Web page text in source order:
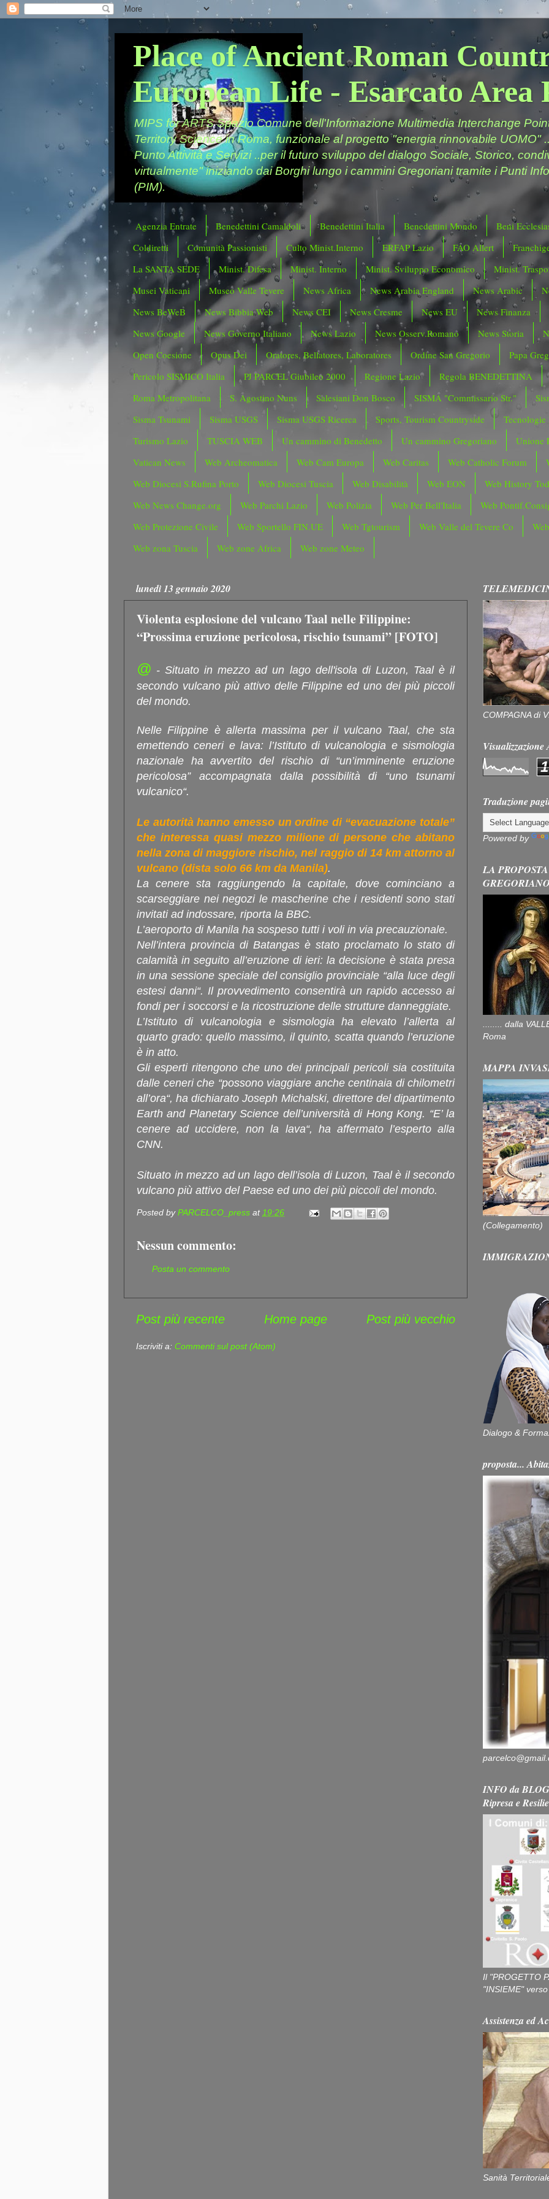
Place of Ancient Roman
European Life - Esarcato Area
MIPS for ARTS Spazio Comune dell'Informazione Multimedia Interchange
Territory Science in Roma, funzionale al progetto "energia rinnovabile UOMO"
Punto Attività e Servizi ..per il futuro sviluppo del dialogo Sociale, Storico,
virtualmente" iniziando dai Borghi lungo i cammini Gregoriani tramite i Punti
(PIM).
Agenzia Entrate Benedettini Camaldoli Benedettini Italia Benedettini Mondo
Beni
Coldiretti
Comunità Passionisti Culto Minist.Interno ERFAP Lazio FAO Allert
La SANTA SEDE
Minist. Difesa Minist. Interno Minist. Sviluppo Economico
Minist.
Musei Vaticani
Museo Valle Tevere News Africa News Arabia England News Arabic
News BeWeB
News Bibbia Web News CEI News Cresme News EU
News Finanza
News Google
News Governo Italiano News Lazio News Osserv.Romano News Storia
Open Coesione
Opus Dei Oratores, Bellatores, Laboratores Ordine San Gregorio
Papa
Pericolo SISMICO Italia
PJ PARCEL Giubileo 2000 Regione Lazio
Regola BENEDETTINA
Roma Metropolitana
S. Agostino Nuns Salesiani Don Bosco SISMA "Commissario Str."
Sisma Tsunami
Sisma USGS Sisma USGS Ricerca Sports, Tourism Countryside
Tecnologie
Turismo Lazio
TUSCIA WEB Un cammino di Benedetto Un cammino Gregoriano
Unione
Vatican News
Web Archeomatica Web Cam Europa Web Caritas Web Catholic Forum
Web Diocesi S.Rufina Porto
Web Diocesi Tuscia Web Disabilità Web EON
Web History
Web News Change.org
Web Parchi Lazio Web Polizia Web Per Bell'Italia
Web
Web Protezione Civile
Web Sportello FIN.UE Web Tgtourism Web Valle del Tevere Co
Web zona Tuscia
Web zone Africa Web zone Meteo
lunedì 13 gennaio 2020
Violenta esplosione del vulcano Taal nelle Filippine:
“Prossima eruzione pericolosa, rischio tsunami” [FOTO]
@ - Situato in mezzo ad un lago dell'isola di Luzon, Taal è il
secondo vulcano più attivo delle Filippine ed uno dei più piccoli
del mondo.
Nelle Filippine è allerta massima per il vulcano Taal, che sta
emettendo ceneri e lava: l’Istituto di vulcanologia e sismologia
nazionale ha avvertito del rischio di “un’imminente eruzione
pericolosa” accompagnata dalla possibilità di “uno tsunami
vulcanico“.
Le autorità hanno emesso un ordine di “evacuazione totale”
che interessa quasi mezzo milione di persone che abitano
nella zona di maggiore rischio, nel raggio di 14 km attorno al
vulcano (dista solo 66 km da Manila).
La cenere sta raggiungendo la capitale, dove cominciano a
scarseggiare nei negozi le mascherine che i residenti sono stati
invitati ad indossare, riporta la BBC.
L’aeroporto di Manila ha sospeso tutti i voli in via precauzionale.
Nell’intera provincia di Batangas è stato proclamato lo stato di
calamità in seguito all’eruzione di ieri: la decisione è stata presa
in una sessione speciale del consiglio provinciale “alla luce degli
estesi danni“. Il provvedimento consentirà un rapido accesso ai
fondi per i soccorsi e la ricostruzione delle strutture danneggiate.
L’Istituto di vulcanologia e sismologia ha elevato l’allerta al
quarto grado: quello massimo, il quinto, scatta quando l’eruzione
è in atto.
Gli esperti ritengono che uno dei principali pericoli sia costituita
dalle ceneri che “possono viaggiare anche centinaia di chilometri
all’ora“, ha dichiarato Joseph Michalski, direttore del dipartimento
Earth and Planetary Science dell’università di Hong Kong. “E’ la
cenere ad uccidere, non la lava“, ha affermato l’esperto alla
CNN.
Situato in mezzo ad un lago dell’isola di Luzon, Taal è il secondo
vulcano più attivo del Paese ed uno dei più piccoli del mondo.
Posted byPARCELCO_press at19:26
Nessun commento:
Posta un commento
Post più recente Post più vecchio
Home page
Iscriviti a: Commenti sul post (Atom)
COMPAGNA di
1
Traduzione
Powered by
LA
........ dalla
Roma
MAPPA
(Collegamento)
Dialogo &
proposta...
INFO da
Ripresa e
Il "PROGETTO
"INSIEME"
Assistenza ed
Sanità